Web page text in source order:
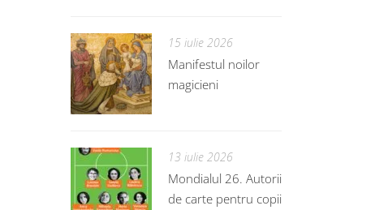
15 iulie 2026
Manifestul noilor
magicieni
13 iulie 2026
Mondialul 26. Autorii
de carte pentru copii